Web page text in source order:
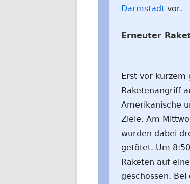
Darmstadt vor.
Erneuter
Erst vor kurzem
Raketenangriff
Amerikanische
Ziele. Am
wurden dabei
getötet. Um
Raketen auf
geschossen.